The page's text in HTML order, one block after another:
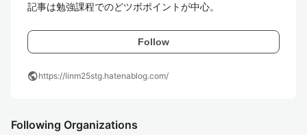
記事は勉強課程でのどツボポイントが中心。
Follow
publichttps://linm25stg.hatenablog.com/
Following Organizations